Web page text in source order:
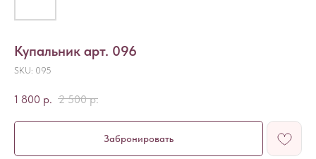
Купальник арт. 096
SKU: 095
1 800 р. 2 500 р.
Забронировать